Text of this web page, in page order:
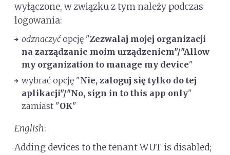
wyłączone, w związku z tym należy podczas
logowania:
odznaczyćopcję "Zezwalaj mojej organizacji
na zarządzanie moim urządzeniem"/"Allow
my organization to manage my device"
wybrać opcję "Nie, zaloguj się tylko do tej
aplikacji"/"No, sign in to this app only"
zamiast "OK"
English:
Adding devices to the tenant WUT is disabled;